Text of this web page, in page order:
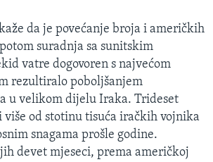
da je povećanje broja i američkih
suradnja sa sunitskim
vatre dogovoren s najvećom
rezultiralo poboljšanjem
u velikom dijelu Iraka. Trideset
više od stotinu tisuća iračkih vojnika
snagama prošle godine.
devet mjeseci, prema američkoj